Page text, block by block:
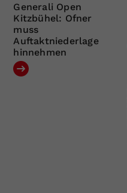
Generali Open
Kitzbühel: Ofner
muss
Auftaktniederlage
hinnehmen